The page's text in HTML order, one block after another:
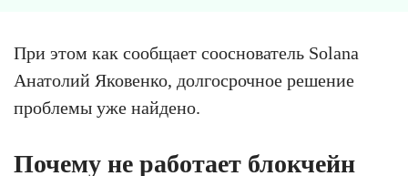
При этом как сообщает сооснователь Solana
Анатолий Яковенко, долгосрочное решение
проблемы уже найдено.
Почему не работает блокчейн